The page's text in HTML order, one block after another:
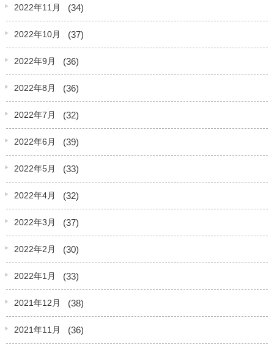
2022年11月 (34)
2022年10月 (37)
2022年9月 (36)
2022年8月 (36)
2022年7月 (32)
2022年6月 (39)
2022年5月 (33)
2022年4月 (32)
2022年3月 (37)
2022年2月 (30)
2022年1月 (33)
2021年12月 (38)
2021年11月 (36)